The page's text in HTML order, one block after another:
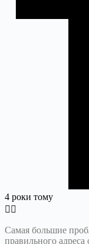
4 роки тому
Самая большие
правильного адреса